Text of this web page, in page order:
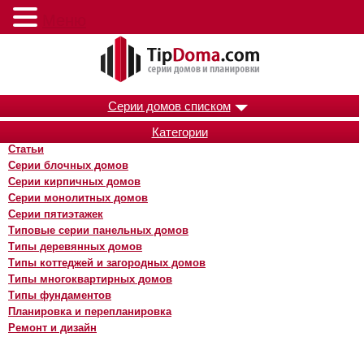
Серии домов списком
Категории
Статьи
Серии блочных домов
Серии кирпичных домов
Серии монолитных домов
Серии пятиэтажек
Типовые серии панельных домов
Типы деревянных домов
Типы коттеджей и загородных домов
Типы многоквартирных домов
Типы фундаментов
Планировка и перепланировка
Ремонт и дизайн